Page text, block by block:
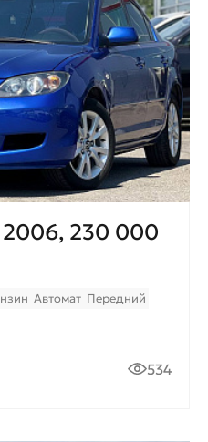
2006, 230 000
Автомат Передний
534